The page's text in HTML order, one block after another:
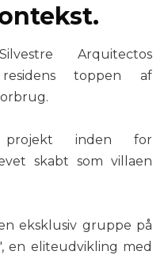
Arquitectos
toppen af
projekt inden for
skabt som villaen
eksklusiv gruppe på
en eliteudvikling med